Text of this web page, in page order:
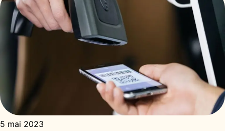
5 mai 2023